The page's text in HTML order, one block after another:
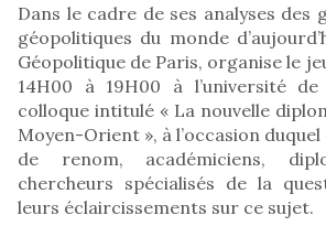
Dans le cadre de ses analyses des
géopolitiques du monde
Géopolitique de Paris, organise le
14H00 à 19H00 à l’université
colloque intitulé « La nouvelle
Moyen-Orient », à l’occasion
de renom, académiciens,
chercheurs spécialisés de la
leurs éclaircissements sur ce sujet.